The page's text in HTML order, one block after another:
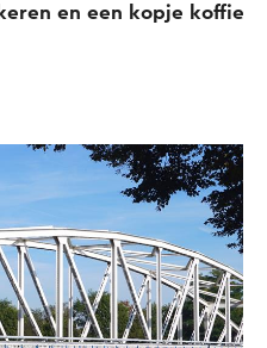
en een kopje koffie